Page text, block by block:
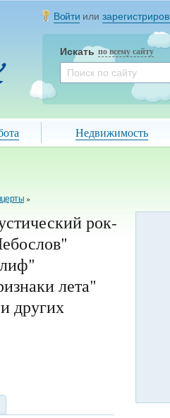
Войти или
Искать по всему сайту
Недвижимость
»
рок-
лета"
других